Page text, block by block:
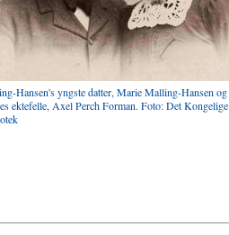
Hansen's yngste datter, Marie Malling-Hansen og
ektefelle, Axel Perch Forman. Foto: Det Kongelige